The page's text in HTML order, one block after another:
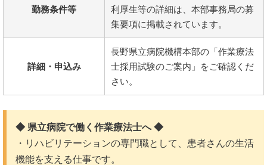
勤務条件等
利厚生等の詳細は、本部事務局の募
集要項に掲載されています。
詳細・申込み
長野県立病院機構本部の「作業療法
士採用試験のご案内」をご確認くだ
さい。
◆ 県立病院で働く作業療法士へ ◆
・リハビリテーションの専門職として、患者さんの生活
機能を支える仕事です。